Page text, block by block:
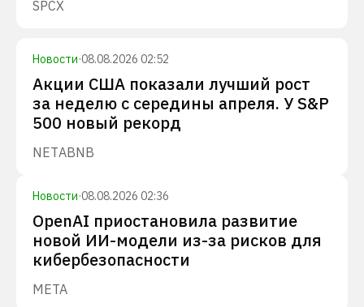
SPCX
Новости·08.08.2026 02:52
Акции США показали лучший рост
за неделю с середины апреля. У S&P
500 новый рекорд
NETABNB
Новости·08.08.2026 02:36
OpenAI приостановила развитие
новой ИИ-модели из-за рисков для
кибербезопасности
META